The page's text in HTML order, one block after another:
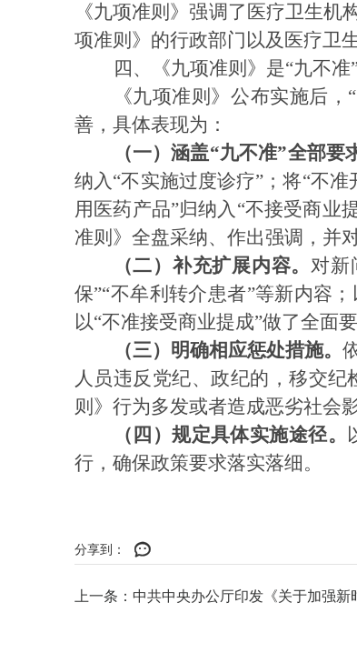
《九项准则》强调了医疗卫生
项准则》的行政部门以及医疗卫
四、《九项准则》是“九不准
《九项准则》公布实施后，
善，具体表现为：
（一）涵盖“九不准”全部要
纳入“不实施过度诊疗”；将“不
用医药产品”归纳入“不接受商业
准则》全盘采纳、作出强调，并
（二）补充扩展内容。对新
保”“不牟利转介患者”等新内容
以“不准接受商业提成”做了全面
（三）明确相应惩处措施。
人员违反党纪、政纪的，移交
则》行为多发或者造成恶劣社会
（四）规定具体实施途径。
行，确保政策要求落实落细。
分享到：
上一条：中共中央办公厅印发《关于加强新